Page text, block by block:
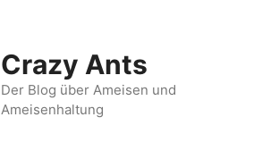
Crazy Ants
Der Blog über Ameisen und
Ameisenhaltung